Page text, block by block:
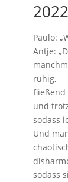
Paulo:
Antje:
ruhig,
fließend
und
sodass
Und
sodass